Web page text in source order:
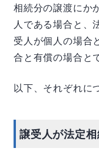
相続分の譲渡にか
人である場合と、
受人が個人の場合
合と有償の場合と
以下、それぞれに
譲受人が法定